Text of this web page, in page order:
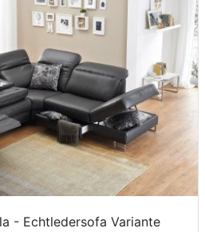
- Echtledersofa Variante